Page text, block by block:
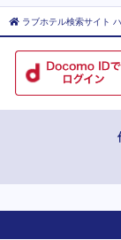
ラブホテル検索サイト